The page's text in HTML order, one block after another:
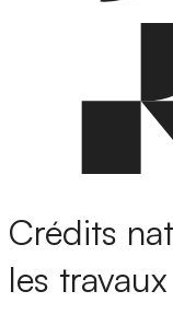
Crédits
les travaux